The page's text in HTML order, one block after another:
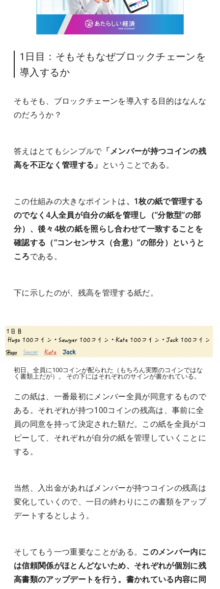
1日目：そもそもなぜブロックチェーンを
導入するか
そもそも、ブロックチェーンを導入する目的はなんな
のだろうか？
答えはとてもシンプルで 「メンバーが持つコインの残
高を不正なく管理する」 ということである。
この仕組みの大きなポイントは、1枚の紙で管理する
のでなく4人全員が自分の紙を管理し（”分散型”の部
分）、後々4枚の紙を照らし合わせて一致することを
確認する（”コンセンサス（合意）”の部分）というと
ころである。
下に示したのが、残高を管理する紙だ。
初日、全員に100コインが配られた（もちろん実際のコインではな
く書類上だが）。 その下にはそれぞれのサインが書かれている。
この紙は、一番最初にメンバー全員が同意するもので
ある。それぞれが持つ100コインの残高は、事前に全
員の同意を持って決定された額だ。この紙を全員がコ
ピーして、それぞれが自分の紙を管理していくことに
する。
当然、入出金があればメンバーが持つコインの残高は
変化していくので、一日の終わりにこの書類をアップ
デートするとしよう。
そしてもう一つ重要なことがある。 このメンバー内に
は信頼関係がほとんどないため、それぞれが個別に残
高書類のアップデートを行う。書かれている内容に同